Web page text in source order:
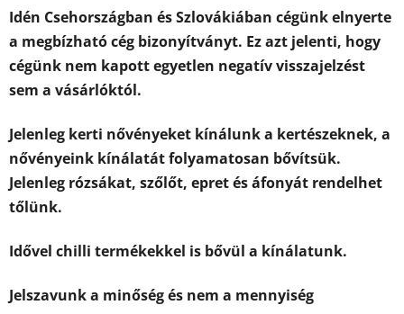
Idén Csehországban és Szlovákiában cégünk elnyerte
a megbízható cég bizonyítványt. Ez azt jelenti, hogy
cégünk nem kapott egyetlen negatív visszajelzést
sem a vásárlóktól.
Jelenleg kerti nővényeket kínálunk a kertészeknek, a
nővényeink kínálatát folyamatosan bővítsük.
Jelenleg rózsákat, szőlőt, epret és áfonyát rendelhet
tőlünk.
Idővel chilli termékekkel is bővül a kínálatunk.
Jelszavunk a minőség és nem a mennyiség